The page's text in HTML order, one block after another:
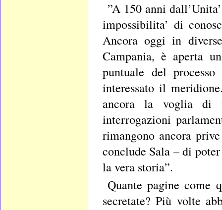
”A 150 anni
impossibilita’ di
Ancora oggi in
Campania, è aperta
puntuale del
interessato il
ancora la voglia di
interrogazioni
rimangono ancora
conclude Sala – di
la vera storia”.
Quante pagine come
secretate? Più volte